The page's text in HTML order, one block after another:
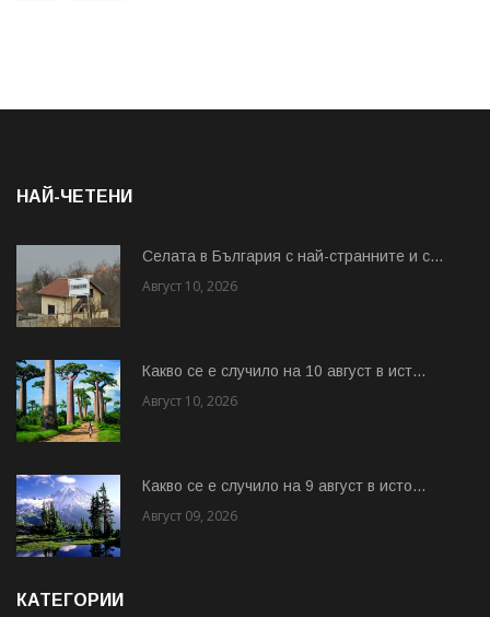
НАЙ-ЧЕТЕНИ
Cелата в България с най-странните и с...
Август 10, 2026
Какво се е случило на 10 август в ист...
Август 10, 2026
Какво се е случило на 9 август в исто...
Август 09, 2026
КАТЕГОРИИ